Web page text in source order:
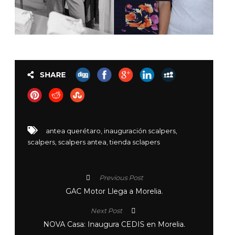
SHARE
antea querétaro, inauguración scalpers,
scalpers, scalpers antea,tienda sclapers
Previous Post
GAC Motor Llega a Morelia.
Next Post
NOVA Casa: Inaugura CEDIS en Morelia.